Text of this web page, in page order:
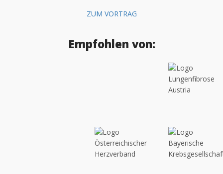
ZUM VORTRAG
Empfohlen von: